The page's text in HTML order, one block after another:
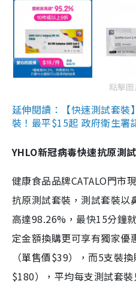
點擊
延伸閱讀：【快速測試套
裝！最平$15起 政府衛生署
YHLO新冠病毒快速抗原測
健康食品品牌CATALO門市
抗原測試套裝，測試套裝以
高達98.26%，最快15分鐘
定金額換購更可享有獨家
（單售價$39），而5支裝
$180），平均每支測試套